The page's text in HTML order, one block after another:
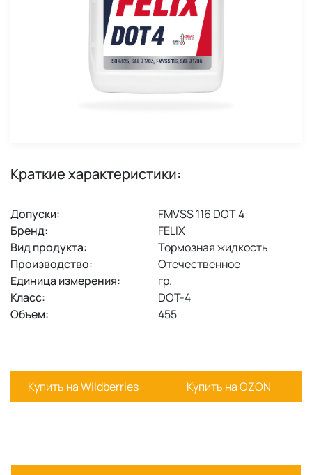
Краткие характеристики:
Допуски:
FMVSS 116 DOT 4
Бренд:
FELIX
Вид продукта:
Тормозная жидкость
Производство:
Отечественное
Единица измерения:
гр.
Класс:
DOT-4
Объем:
455
Купить на Wildberries Купить на OZON